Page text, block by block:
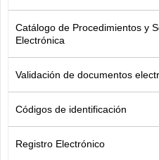
Catálogo de Procedimientos y
Electrónica
Validación de documentos
Códigos de identificación
Registro Electrónico